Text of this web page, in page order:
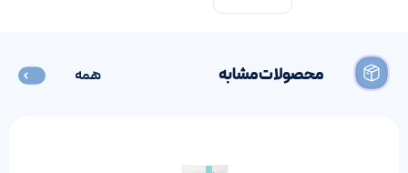
محصولات مشابه همه